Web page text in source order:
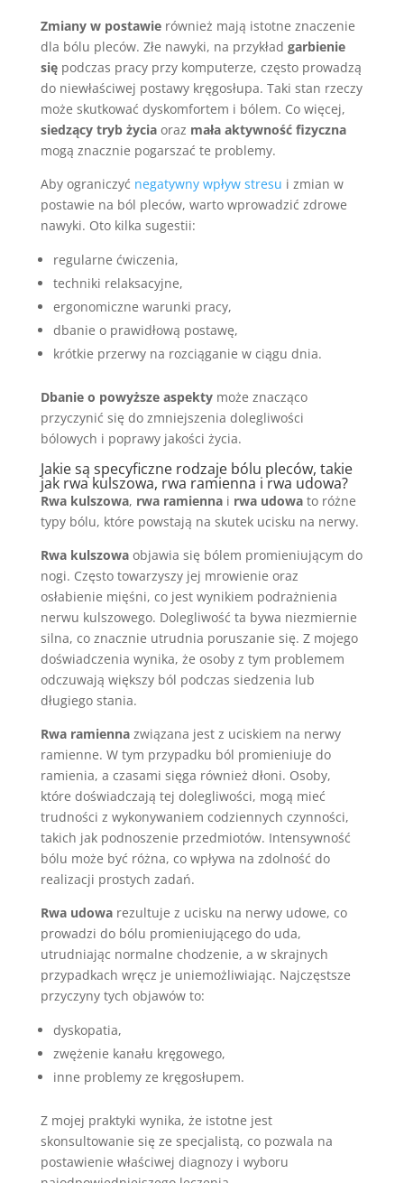
Zmiany w postawierównież mają istotne znaczenie
dla bólu pleców. Złe nawyki, na przykład garbienie
siępodczas pracy przy komputerze, często prowadzą
do niewłaściwej postawy kręgosłupa. Taki stan rzeczy
może skutkować dyskomfortem i bólem. Co więcej,
siedzący tryb życiaoraz mała aktywność fizyczna
mogą znacznie pogarszać te problemy.
Aby ograniczyć negatywny wpływ stresu i zmian w
postawie na ból pleców, warto wprowadzić zdrowe
nawyki. Oto kilka sugestii:
regularne ćwiczenia,
techniki relaksacyjne,
ergonomiczne warunki pracy,
dbanie o prawidłową postawę,
krótkie przerwy na rozciąganie w ciągu dnia.
Dbanie o powyższe aspektymoże znacząco
przyczynić się do zmniejszenia dolegliwości
bólowych i poprawy jakości życia.
Jakie są specyficzne rodzaje bólu pleców, takie
jak rwa kulszowa, rwa ramienna i rwa udowa?
Rwa kulszowa, rwa ramiennai rwa udowato różne
typy bólu, które powstają na skutek ucisku na nerwy.
Rwa kulszowaobjawia się bólem promieniującym do
nogi. Często towarzyszy jej mrowienie oraz
osłabienie mięśni, co jest wynikiem podrażnienia
nerwu kulszowego. Dolegliwość ta bywa niezmiernie
silna, co znacznie utrudnia poruszanie się. Z mojego
doświadczenia wynika, że osoby z tym problemem
odczuwają większy ból podczas siedzenia lub
długiego stania.
Rwa ramiennazwiązana jest z uciskiem na nerwy
ramienne. W tym przypadku ból promieniuje do
ramienia, a czasami sięga również dłoni. Osoby,
które doświadczają tej dolegliwości, mogą mieć
trudności z wykonywaniem codziennych czynności,
takich jak podnoszenie przedmiotów. Intensywność
bólu może być różna, co wpływa na zdolność do
realizacji prostych zadań.
Rwa udowarezultuje z ucisku na nerwy udowe, co
prowadzi do bólu promieniującego do uda,
utrudniając normalne chodzenie, a w skrajnych
przypadkach wręcz je uniemożliwiając. Najczęstsze
przyczyny tych objawów to:
dyskopatia,
zwężenie kanału kręgowego,
inne problemy ze kręgosłupem.
Z mojej praktyki wynika, że istotne jest
skonsultowanie się ze specjalistą, co pozwala na
postawienie właściwej diagnozy i wyboru